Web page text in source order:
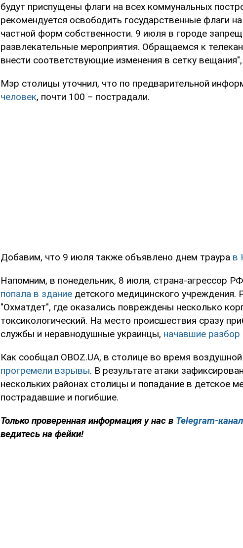
будут приспущены флаги на всех коммунальных
рекомендуется освободить государственные флаги
частной форм собственности. 9 июля в городе
развлекательные мероприятия. Обращаемся к
внести соответствующие изменения в сетку
Мэр столицы уточнил, что по предварительной
человек, почти 100 – пострадали.
Добавим, что 9 июля также объявлено днем траура в
Напомним, в понедельник, 8 июля, страна-агрессор
попала в здание детского медицинского учреждения.
"Охматдет", где оказались повреждены несколько
токсикологический. На место происшествия сразу
службы и неравнодушные украинцы, начавшие разбор
Как сообщал OBOZ.UA, в столице во время
прогремели взрывы. В результате атаки
нескольких районах столицы и попадание в детское
пострадавшие и погибшие.
Только проверенная информация у нас в Telegram-
ведитесь на фейки!